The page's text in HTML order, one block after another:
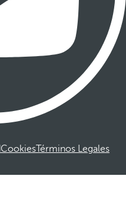
CookiesTérminos Legales